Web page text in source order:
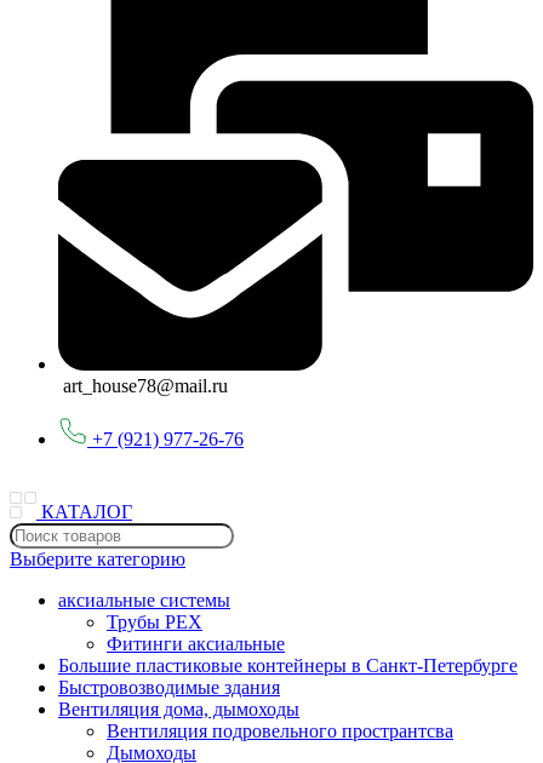
art_house78@mail.ru
+7 (921) 977-26-76
КАТАЛОГ
Выберите категорию
аксиальные системы
Трубы PEX
Фитинги аксиальные
Большие пластиковые контейнеры в Санкт-Петербурге
Быстровозводимые здания
Вентиляция дома, дымоходы
Вентиляция подровельного пространтсва
Дымоходы